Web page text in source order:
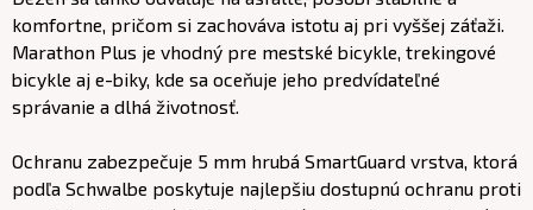
komfortne, pričom si zachováva istotu aj pri vyššej záťaži.
Marathon Plus je vhodný pre mestské bicykle, trekingové
bicykle aj e-biky, kde sa oceňuje jeho predvídateľné
správanie a dlhá životnosť.
Ochranu zabezpečuje 5 mm hrubá SmartGuard vrstva, ktorá
podľa Schwalbe poskytuje najlepšiu dostupnú ochranu proti